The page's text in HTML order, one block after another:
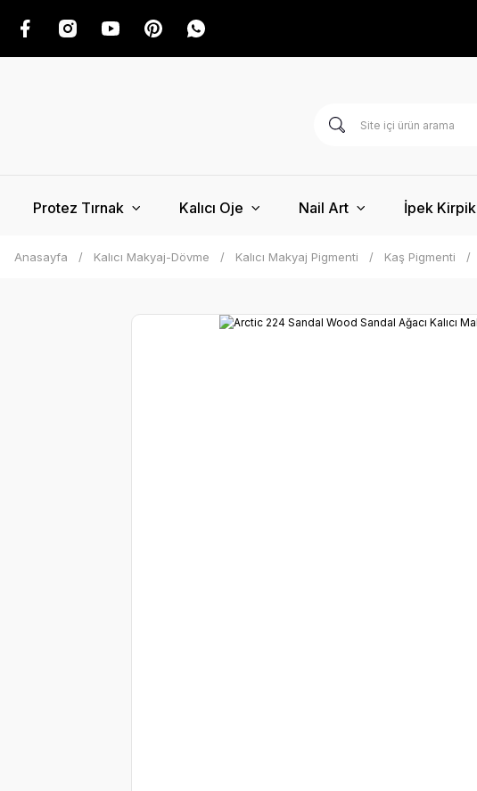
Protez Tırnak Kalıcı Oje Nail Art İpek Kirpik
Anasayfa Kalıcı Makyaj-Dövme Kalıcı Makyaj Pigmenti Kaş Pigmenti